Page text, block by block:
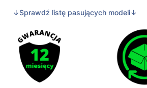
↓Sprawdź listę pasujących modeli↓